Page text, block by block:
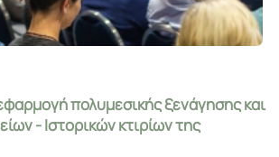
πολυμεσικής ξενάγησης και
- Ιστορικών κτιρίων της